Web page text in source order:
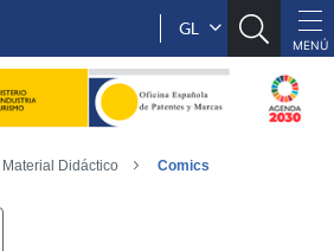
GL
Material Didáctico Comics